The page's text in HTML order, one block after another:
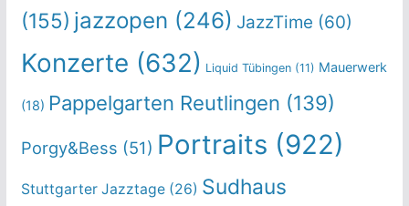
(155) jazzopen (246) JazzTime (60)
Konzerte (632) Liquid Tübingen(11) Mauerwerk
(18) Pappelgarten Reutlingen (139)
Porgy&Bess (51) Portraits (922)
Stuttgarter Jazztage(26) Sudhaus